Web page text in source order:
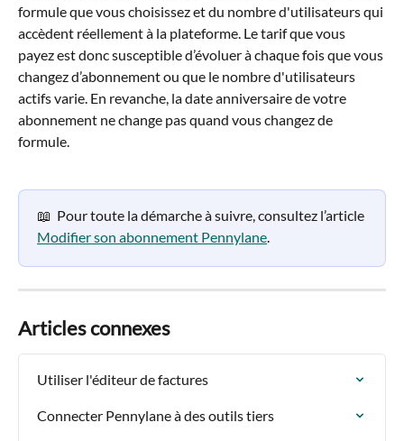
formule que vous choisissez et du nombre d'utilisateurs qui
accèdent réellement à la plateforme. Le tarif que vous
payez est donc susceptible d’évoluer à chaque fois que vous
changez d’abonnement ou que le nombre d'utilisateurs
actifs varie. En revanche, la date anniversaire de votre
abonnement ne change pas quand vous changez de
formule.
📖  Pour toute la démarche à suivre, consultez l’article
Modifier son abonnement Pennylane.
Articles connexes
Utiliser l'éditeur de factures
Connecter Pennylane à des outils tiers